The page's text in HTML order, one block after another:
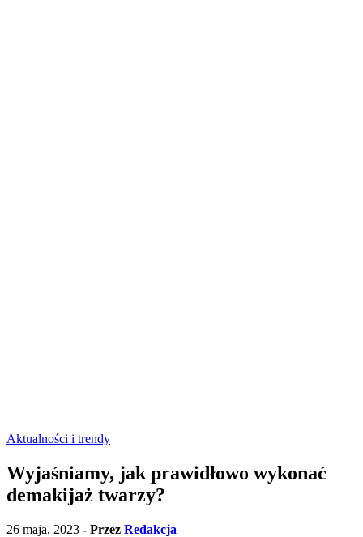
Aktualności i trendy
Wyjaśniamy, jak prawidłowo wykonać
demakijaż twarzy?
26 maja, 2023 - Przez Redakcja